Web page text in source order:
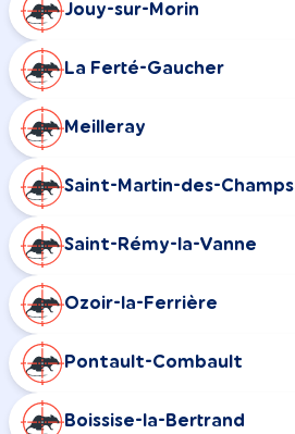
Jouy-sur-Morin
La Ferté-Gaucher
Meilleray
Saint-Martin-des-Champs
Saint-Rémy-la-Vanne
Ozoir-la-Ferrière
Pontault-Combault
Boissise-la-Bertrand